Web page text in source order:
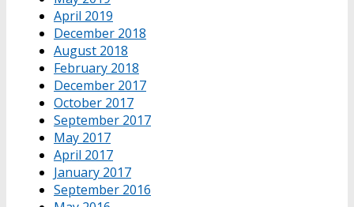
April 2019
December 2018
August 2018
February 2018
December 2017
October 2017
September 2017
May 2017
April 2017
January 2017
September 2016